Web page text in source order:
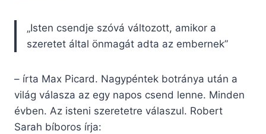
„Isten csendje szóvá változott, amikor a
szeretet által önmagát adta az embernek”
– írta Max Picard. Nagypéntek botránya után a
világ válasza az egy napos csend lenne. Minden
évben. Az isteni szeretetre válaszul. Robert
Sarah bíboros írja: